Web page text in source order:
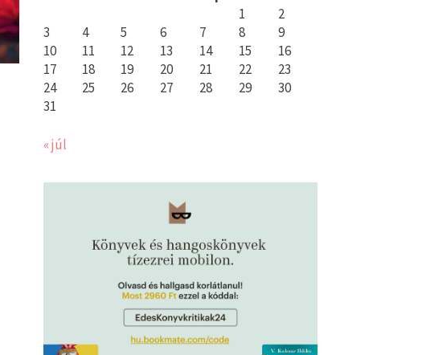
1
2
3
4 5 6 7 8
9
10
11 12 13 14 15
16
17
18 19 20 21 22
23
24
25 26 27 28 29
30
31
« júl